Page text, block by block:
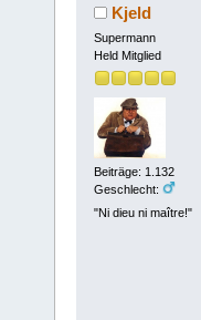
Kjeld
Supermann
Held Mitglied
Beiträge: 1.132
Geschlecht:
"Ni dieu ni maître!"